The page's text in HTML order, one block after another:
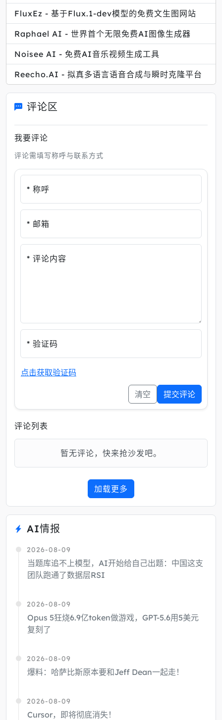
FluxEz - 基于Flux.1-dev模型的免费文生图网站
Raphael AI - 世界首个无限免费AI图像生成器
Noisee AI - 免费AI音乐视频生成工具
Reecho.AI - 拟真多语言语音合成与瞬时克隆平台
评论区
我要评论
评论需填写称呼与联系方式
* 称呼
* 邮箱
* 评论内容
* 验证码
点击获取验证码
清空 提交评论
评论列表
暂无评论，快来抢沙发吧。
加载更多
AI情报
2026-08-09
当题库追不上模型，AI开始给自己出题：中国这支
团队跑通了数据层RSI
2026-08-09
Opus 5狂烧6.9亿token做游戏，GPT-5.6用5美元
复刻了
2026-08-09
爆料：哈萨比斯原本要和Jeff Dean一起走！
2026-08-09
Cursor，即将彻底消失！